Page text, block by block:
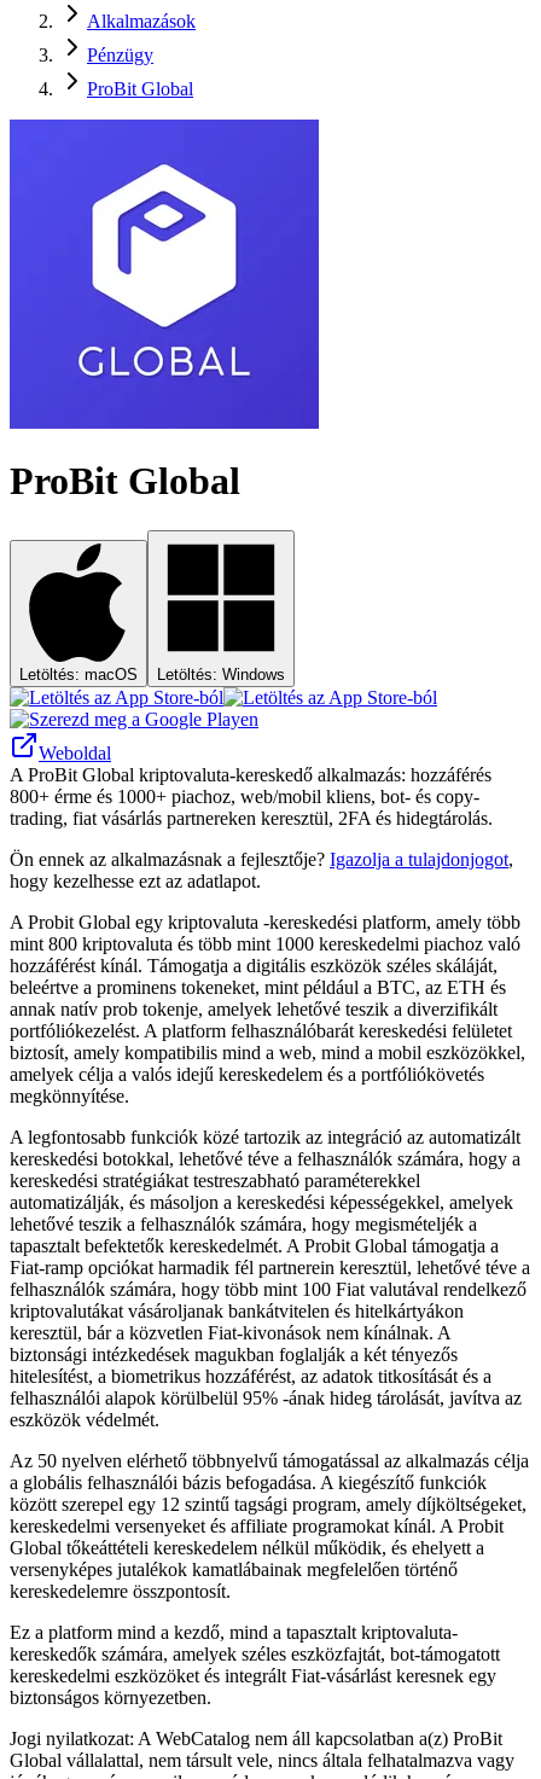
Alkalmazások
Pénzügy
ProBit Global
ProBit Global
Letöltés: macOS Letöltés: Windows
Weboldal
A ProBit Global kriptovaluta-kereskedő alkalmazás: hozzáférés
800+ érme és 1000+ piachoz, web/mobil kliens, bot- és copy-
trading, fiat vásárlás partnereken keresztül, 2FA és hidegtárolás.
Ön ennek az alkalmazásnak a fejlesztője? Igazolja a tulajdonjogot,
hogy kezelhesse ezt az adatlapot.
A Probit Global egy kriptovaluta -kereskedési platform, amely több
mint 800 kriptovaluta és több mint 1000 kereskedelmi piachoz való
hozzáférést kínál. Támogatja a digitális eszközök széles skáláját,
beleértve a prominens tokeneket, mint például a BTC, az ETH és
annak natív prob tokenje, amelyek lehetővé teszik a diverzifikált
portfóliókezelést. A platform felhasználóbarát kereskedési felületet
biztosít, amely kompatibilis mind a web, mind a mobil eszközökkel,
amelyek célja a valós idejű kereskedelem és a portfóliókövetés
megkönnyítése.
A legfontosabb funkciók közé tartozik az integráció az automatizált
kereskedési botokkal, lehetővé téve a felhasználók számára, hogy a
kereskedési stratégiákat testreszabható paraméterekkel
automatizálják, és másoljon a kereskedési képességekkel, amelyek
lehetővé teszik a felhasználók számára, hogy megismételjék a
tapasztalt befektetők kereskedelmét. A Probit Global támogatja a
Fiat-ramp opciókat harmadik fél partnerein keresztül, lehetővé téve a
felhasználók számára, hogy több mint 100 Fiat valutával rendelkező
kriptovalutákat vásároljanak bankátvitelen és hitelkártyákon
keresztül, bár a közvetlen Fiat-kivonások nem kínálnak. A
biztonsági intézkedések magukban foglalják a két tényezős
hitelesítést, a biometrikus hozzáférést, az adatok titkosítását és a
felhasználói alapok körülbelül 95% -ának hideg tárolását, javítva az
eszközök védelmét.
Az 50 nyelven elérhető többnyelvű támogatással az alkalmazás célja
a globális felhasználói bázis befogadása. A kiegészítő funkciók
között szerepel egy 12 szintű tagsági program, amely díjköltségeket,
kereskedelmi versenyeket és affiliate programokat kínál. A Probit
Global tőkeáttételi kereskedelem nélkül működik, és ehelyett a
versenyképes jutalékok kamatlábainak megfelelően történő
kereskedelemre összpontosít.
Ez a platform mind a kezdő, mind a tapasztalt kriptovaluta-
kereskedők számára, amelyek széles eszközfajtát, bot-támogatott
kereskedelmi eszközöket és integrált Fiat-vásárlást keresnek egy
biztonságos környezetben.
Jogi nyilatkozat: A WebCatalog nem áll kapcsolatban a(z) ProBit
Global vállalattal, nem társult vele, nincs általa felhatalmazva vagy